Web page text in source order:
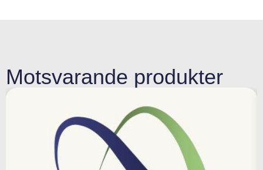
Motsvarande produkter